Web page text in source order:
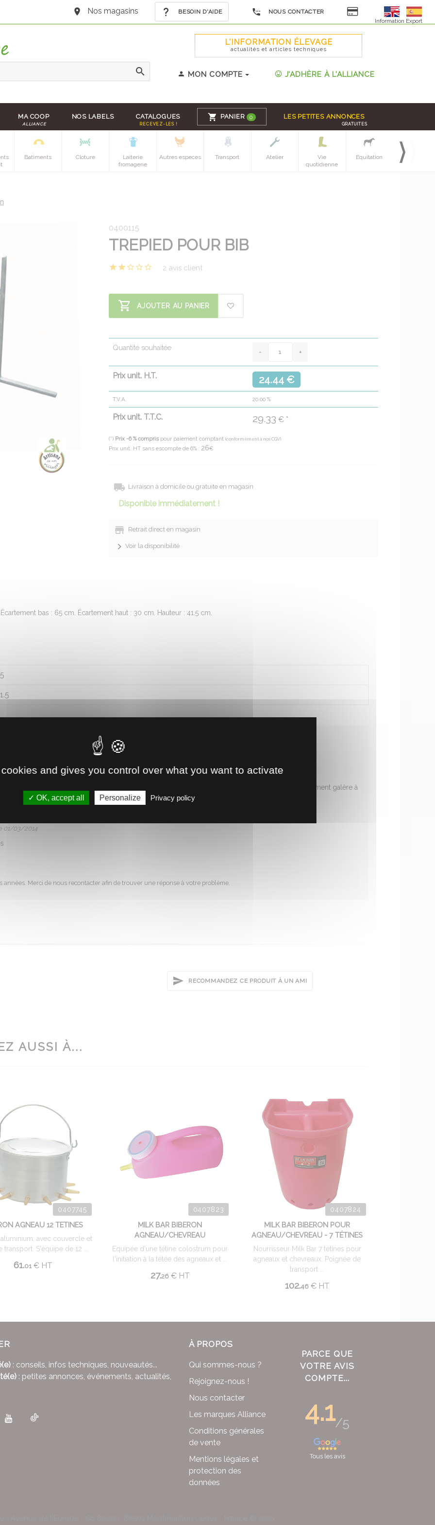
Nos magasins BESOIN D'AIDE
NOUS CONTACTER
Information Export
L'INFORMATION ÉLEVAGE
actualités et articles techniques
MON COMPTE J'ADHÈRE À L'ALLIANCE
MA COOP
ALLIANCE
NOS LABELS CATALOGUES
RECEVEZ-LES !
PANIER 0 LES PETITES ANNONCES
GRATUITES
Batiments Cloture
Laiterie
fromagerie
Autres especes Transport Atelier
Vie
quotidienne
Equitation Espaces verts
0400115
TREPIED POUR BIB
2 avis client
AJOUTER AU PANIER
Quantité souhaitée
Prix unit. H.T. 24.44 €
T.V.A. 20.00 %
Prix unit. T.T.C. 29.33 € *
(*) Prix -6 % compris pour paiement comptant (conformément à nos CGV)
Prix unit. HT sans escompte de 6% : 26€
Livraison à domicile ou gratuite en magasin
Disponible immédiatement !
Retrait direct en magasin
Voir la disponibilité
bas : 65 cm. Écartement haut : 30 cm. Hauteur : 41.5 cm.
des chevrettes nous avons du bricoler un cadre en bois pour augmenter la stabilité du coup vraiment galère à
brutes...
01/03/2014
années. Merci de nous recontacter afin de trouver une réponse à votre problème.
RECOMMANDEZ CE PRODUIT À UN AMI
AUSSI À...
0407745
AGNEAU 12 TETINES
aluminium, avec couvercle et
transport. S'équipe de 12 ...
61.01 €HT
0407823
MILK BAR BIBERON
AGNEAU/CHEVREAU
Equipée d'une tétine colostrum pour
l'initiation à la tétée des agneaux et ...
27.26 €HT
0407824
MILK BAR BIBERON POUR
AGNEAU/CHEVREAU - 7 TÉTINES
Nourrisseur Milk Bar 7 tétines pour
agneaux et chevreaux. Poignée de
transport ...
102.46 €HT
À PROPOS
Qui sommes-nous ?
Rejoignez-nous !
Nous contacter
Les marques Alliance
Conditions générales
de vente
Mentions légales et
protection des
données
PARCE QUE
VOTRE AVIS
COMPTE...
4.1/5
Tous les avis
: conseils, infos techniques, nouveautés...
: petites annonces, événements, actualités,
and gives you control over what you want to activate
OK, accept all Personalize Privacy policy